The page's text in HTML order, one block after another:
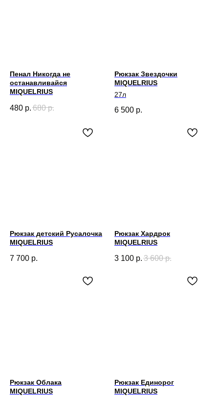
Пенал Никогда не
останавливайся
MIQUELRIUS
480 р. 680 р.
Рюкзак Звездочки
MIQUELRIUS
27л
6 500 р.
Рюкзак детский Русалочка
MIQUELRIUS
7 700 р.
Рюкзак Хардрок
MIQUELRIUS
3 100 р. 3 600 р.
Рюкзак Облака
MIQUELRIUS
Рюкзак Единорог
MIQUELRIUS